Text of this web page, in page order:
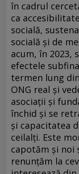
în cadrul
ca
socială,
socială și de
acum, în 2023,
efectele
termen lung
ONG real și
asociații și
închid și se
și capacitatea
ceilalți. Este
capotăm și noi
renunțăm la